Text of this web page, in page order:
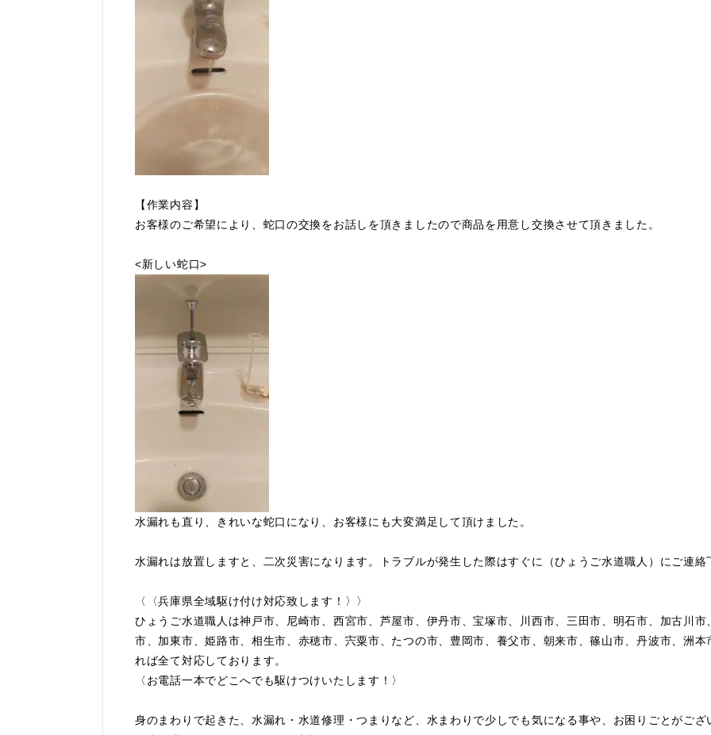
【作業内容】
お客様のご希望により、蛇口の交換をお話しを頂きましたので商品を用意し交換させて頂きました。
<新しい蛇口>
水漏れも直り、きれいな蛇口になり、お客様にも大変満足して頂けました。
水漏れは放置しますと、二次災害になります。トラブルが発生した際はすぐに（ひょうご水道職人）にご連絡
〈〈兵庫県全域駆け付け対応致します！〉〉
ひょうご水道職人は神戸市、尼崎市、西宮市、芦屋市、伊丹市、宝塚市、川西市、三田市、明石市、加古川
市、加東市、姫路市、相生市、赤穂市、宍粟市、たつの市、豊岡市、養父市、朝来市、篠山市、丹波市、洲
れば全て対応しております。
〈お電話一本でどこへでも駆けつけいたします！〉
身のまわりで起きた、水漏れ・水道修理・つまりなど、水まわりで少しでも気になる事や、お困りごとがご